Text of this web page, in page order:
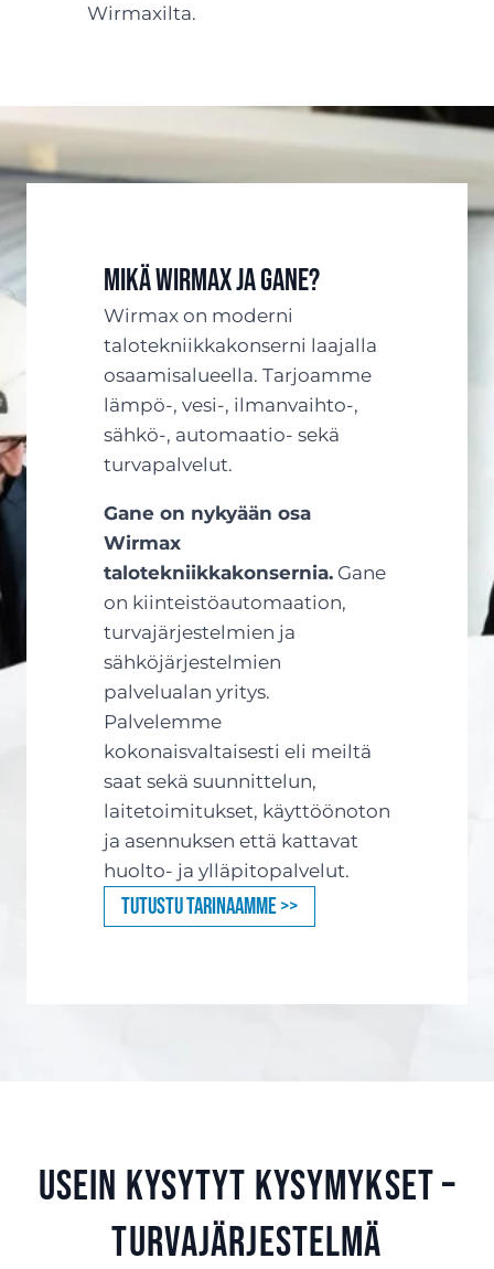
Wirmaxilta.
Mikä Wirmax ja Gane?
Wirmax on moderni
talotekniikkakonserni laajalla
osaamisalueella. Tarjoamme
lämpö-, vesi-, ilmanvaihto-,
sähkö-, automaatio- sekä
turvapalvelut.
Gane on nykyään osa
Wirmax
talotekniikkakonsernia. Gane
on kiinteistöautomaation,
turvajärjestelmien ja
sähköjärjestelmien
palvelualan yritys.
Palvelemme
kokonaisvaltaisesti eli meiltä
saat sekä suunnittelun,
laitetoimitukset, käyttöönoton
ja asennuksen että kattavat
huolto- ja ylläpitopalvelut.
Tutustu tarinaamme >>
Usein kysytyt kysymykset –
Turvajärjestelmä